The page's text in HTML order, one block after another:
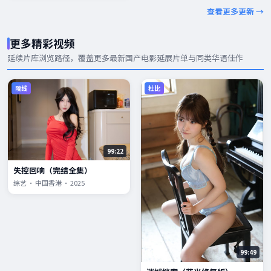
查看更多更新 →
更多精彩视频
延续片库浏览路径，覆盖更多最新国产电影延展片单与同类华语佳作
院线
99:22
失控回响（完结全集）
综艺 · 中国香港 · 2025
杜比
99:49